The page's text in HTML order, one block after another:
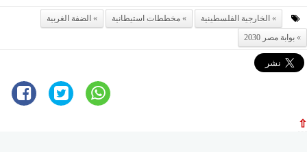
الخارجية الفلسطينية مخططات استيطانية
الضفة الغربية
بوابة مصر 2030
⇧